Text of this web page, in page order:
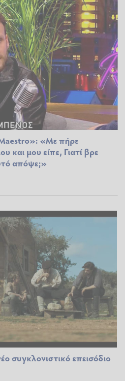
«Με πήρε
και μου είπε, Γιατί βρε
απόψε;»
συγκλονιστικό επεισόδιο